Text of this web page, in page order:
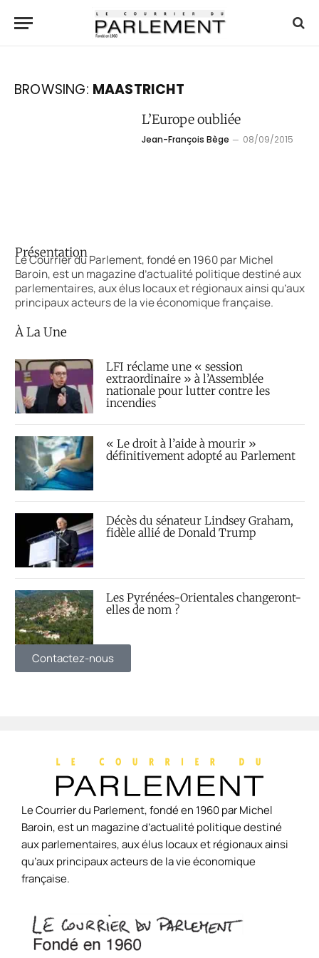
BROWSING: MAASTRICHT
L’Europe oubliée
Jean-François Bège 08/09/2015
Présentation
Le Courrier du Parlement, fondé en 1960 par Michel
Baroin, est un magazine d’actualité politique destiné aux
parlementaires, aux élus locaux et régionaux ainsi qu’aux
principaux acteurs de la vie économique française.
À La Une
LFI réclame une « session
extraordinaire » à l’Assemblée
nationale pour lutter contre les
incendies
« Le droit à l’aide à mourir »
définitivement adopté au Parlement
Décès du sénateur Lindsey Graham,
fidèle allié de Donald Trump
Les Pyrénées-Orientales changeront-
elles de nom ?
Contactez-nous
Le Courrier du Parlement, fondé en 1960 par Michel
Baroin, est un magazine d’actualité politique destiné
aux parlementaires, aux élus locaux et régionaux ainsi
qu’aux principaux acteurs de la vie économique
française.